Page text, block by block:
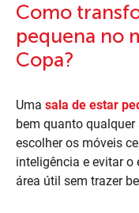
Como
pequena no
Copa?
Uma sala de estar
bem quanto qualquer
escolher os móveis
inteligência e evitar o
área útil sem trazer